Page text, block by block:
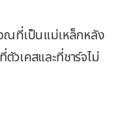
ณที่เป็นแม่เหล็กหลัง
วเคสและที่ชาร์จไม่